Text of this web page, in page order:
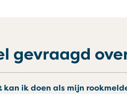
gevraagd